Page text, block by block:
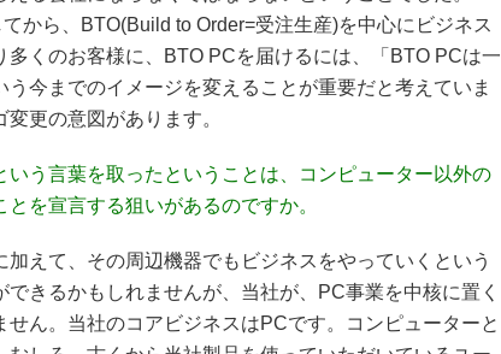
から、BTO(Build to Order=受注生産)を中心にビジネス
多くのお客様に、BTO PCを届けるには、「BTO PCは一
今までのイメージを変えることが重要だと考えていま
更の意図があります。
いう言葉を取ったということは、コンピューター以外の
を宣言する狙いがあるのですか。
加えて、その周辺機器でもビジネスをやっていくという
きるかもしれませんが、当社が、PC事業を中核に置く
せん。当社のコアビジネスはPCです。コンピューターと